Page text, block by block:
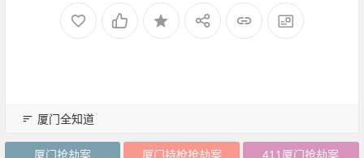
厦门全知道
厦门抢劫案 厦门持枪抢劫案 411厦门抢劫案